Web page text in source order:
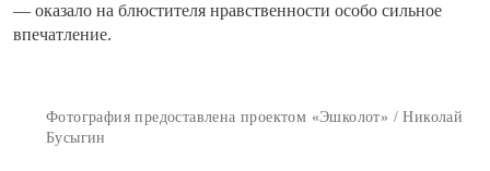
— оказало на блюстителя нравственности особо сильное
впечатление.
Фотография предоставлена проектом «Эшколот» / Николай
Бусыгин